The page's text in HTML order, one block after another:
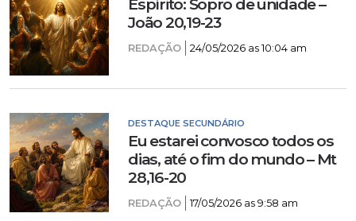
Espírito: Sopro de unidade –
João 20,19-23
REDAÇÃO 24/05/2026 as 10:04 am
DESTAQUE SECUNDÁRIO
Eu estarei convosco todos os
dias, até o fim do mundo – Mt
28,16-20
REDAÇÃO 17/05/2026 as 9:58 am